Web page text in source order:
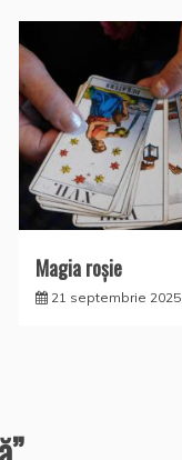
Magia roșie
21 septembrie 2025